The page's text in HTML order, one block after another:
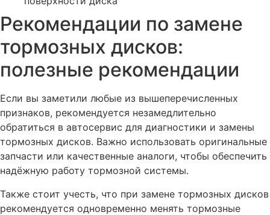
Рекомендации по замене
тормозных дисков:
полезные рекомендации
Если вы заметили любые из вышеперечисленных
признаков, рекомендуется незамедлительно
обратиться в автосервис для диагностики и замены
тормозных дисков. Важно использовать оригинальные
запчасти или качественные аналоги, чтобы обеспечить
надёжную работу тормозной системы.
Также стоит учесть, что при замене тормозных дисков
рекомендуется одновременно менять тормозные